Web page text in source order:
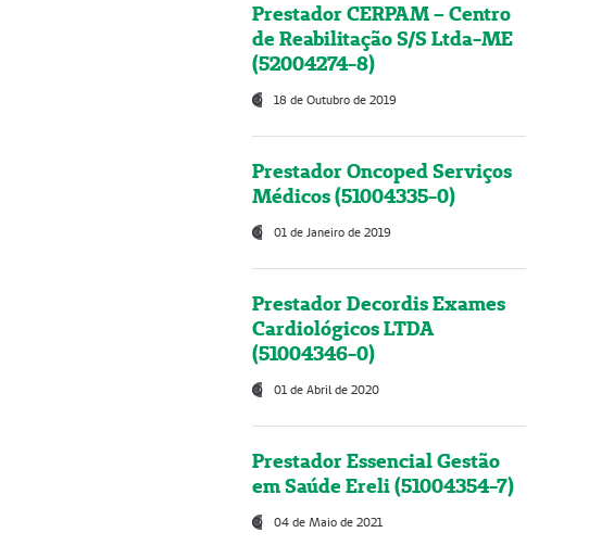
Prestador CERPAM – Centro
de Reabilitação S/S Ltda-ME
(52004274-8)
18 de Outubro de 2019
Prestador Oncoped Serviços
Médicos (51004335-0)
01 de Janeiro de 2019
Prestador Decordis Exames
Cardiológicos LTDA
(51004346-0)
01 de Abril de 2020
Prestador Essencial Gestão
em Saúde Ereli (51004354-7)
04 de Maio de 2021